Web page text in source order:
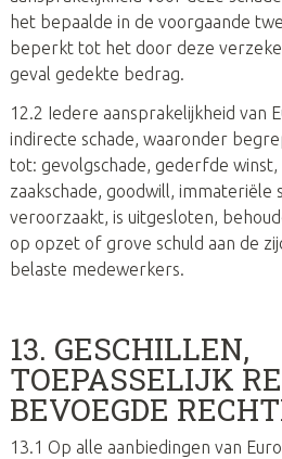
het bepaalde in de voorgaande
beperkt tot het door deze
geval gedekte bedrag.
12.2 Iedere aansprakelijkheid van
indirecte schade, waaronder
tot: gevolgschade, gederfde winst,
zaakschade, goodwill, immateriële
veroorzaakt, is uitgesloten,
op opzet of grove schuld aan de
belaste medewerkers.
13. GESCHILLEN,
TOEPASSELIJK
BEVOEGDE
13.1 Op alle aanbiedingen van